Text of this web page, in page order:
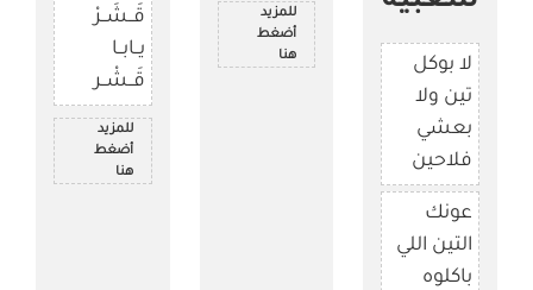
لا بوكل
تين ولا
بعشي
فلاحين
عونك
التين اللي
باكلوه
للمزيد
أضغط
هنا
قَــشَــرْ
يــابــا
قَــشْــر
للمزيد
أضغط
هنا